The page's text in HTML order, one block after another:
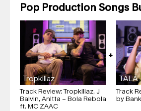
Pop Production Songs
Tropkillaz
Track Review: Tropkillaz, J
Balvin, Anitta – Bola Rebola
ft. MC ZAAC
TĀLĀ
Track
by